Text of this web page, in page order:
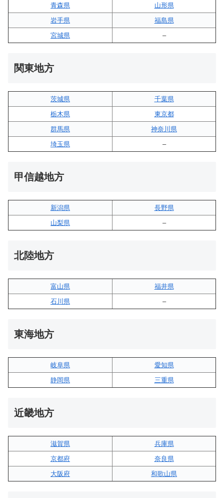
青森県
山形県
岩手県
福島県
宮城県
–
関東地方
茨城県
千葉県
栃木県
東京都
群馬県
神奈川県
埼玉県
–
甲信越地方
新潟県
長野県
山梨県
–
北陸地方
富山県
福井県
石川県
–
東海地方
岐阜県
愛知県
静岡県
三重県
近畿地方
滋賀県
兵庫県
京都府
奈良県
大阪府
和歌山県